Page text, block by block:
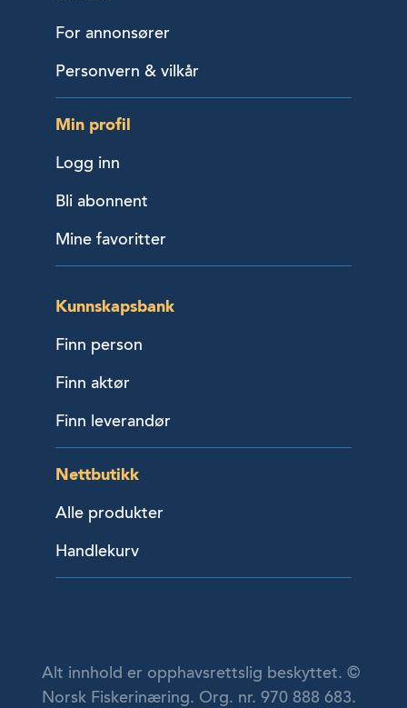
For annonsører
Personvern & vilkår
Min profil
Logg inn
Bli abonnent
Mine favoritter
Kunnskapsbank
Finn person
Finn aktør
Finn leverandør
Nettbutikk
Alle produkter
Handlekurv
Alt innhold er opphavsrettslig beskyttet. ©
Norsk Fiskerinæring. Org. nr. 970 888 683.